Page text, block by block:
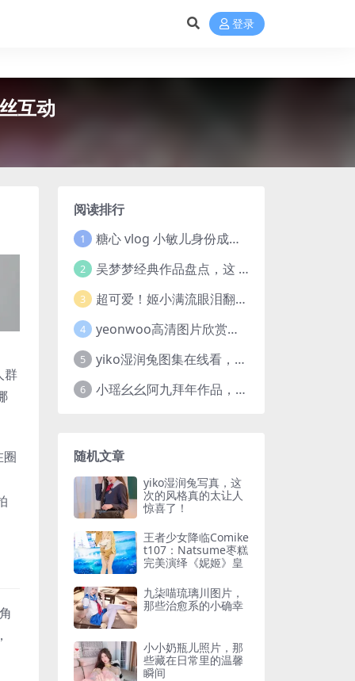
登录
互动
群
圈
阅读排行
1 糖心 vlog 小敏儿身份成焦点，芋圆呀呀与御梦子谁更胜一筹
2 吴梦梦经典作品盘点，这 10 部剧和电影值得一看
3 超可爱！姬小满流眼泪翻白眼流口水的表情包欣赏
4 yeonwoo高清图片欣赏，你们也来感受下coser美女这颜值吧！
5 yiko湿润兔图集在线看，高清图片大全每一张都吸睛
6 小瑶幺幺阿九拜年作品，最爱的cos图集推荐
随机文章
yiko湿润兔写真，这
次的风格真的太让人
惊喜了！
王者少女降临Comike
t107：Natsume枣糕
完美演绎《妮姬》皇
九柒喵琉璃川图片，
那些治愈系的小确幸
小小奶瓶儿照片，那
些藏在日常里的温馨
瞬间